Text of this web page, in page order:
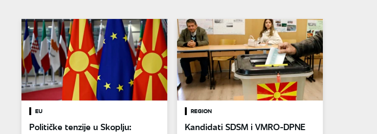
EU
Političke tenzije u Skoplju:
REGION
Kandidati SDSM i VMRO-DPNE